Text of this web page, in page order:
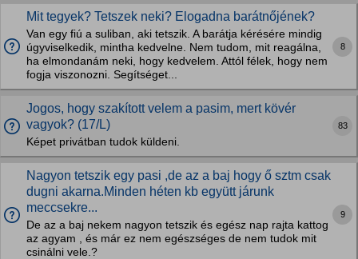
Mit tegyek? Tetszek neki? Elogadna barátnőjének?
Van egy fiú a suliban, aki tetszik. A barátja kérésére mindig
úgyviselkedik, mintha kedvelne. Nem tudom, mit reagálna,
ha elmondanám neki, hogy kedvelem. Attól félek, hogy nem
fogja viszonozni. Segítséget...
8
Jogos, hogy szakított velem a pasim, mert kövér
vagyok? (17/L)
Képet privátban tudok küldeni.
83
Nagyon tetszik egy pasi ,de az a baj hogy ő sztm csak
dugni akarna.Minden héten kb együtt járunk
meccsekre...
De az a baj nekem nagyon tetszik és egész nap rajta kattog
az agyam , és már ez nem egészséges de nem tudok mit
csinálni vele.?
9